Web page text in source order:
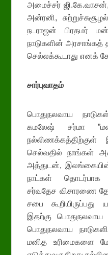
அமைச்சர் ஜி.கே.வாசன்,
அன்ரனி,
நடராஜன் பிரதமர்
நாடுகளின் அரசாங்கத்
செல்லக்கூடாது எனக்
சார்புவாதம்
பொதுநலவாய
கமலேஷ் சர்மா
செல்வதில் நாங்கள்
அத்துடன், இலங்கையின்
நாட்கள்
சர்வதேச விசாரணை
சபை கூறியிருப்பது
இதற்கு பொதுநலவாய
பொதுநலவாய
மனித உரிமைகளை